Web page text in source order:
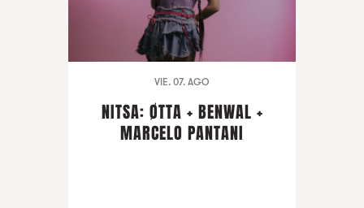
VIE. 07. AGO
NITSA: ØTTA + BENWAL +
MARCELO PANTANI